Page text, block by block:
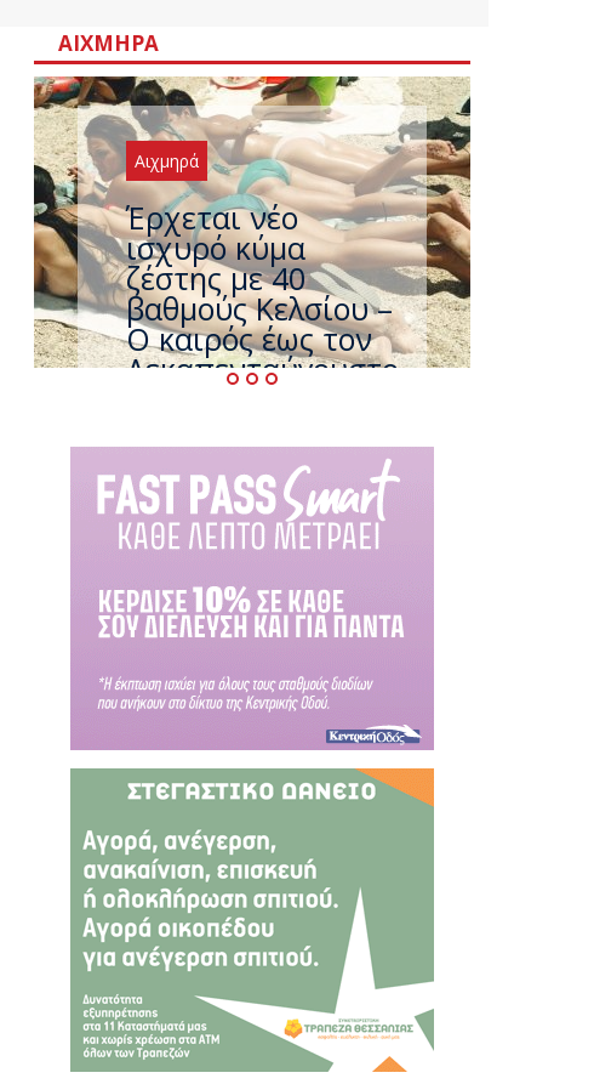
ΑΙΧΜΗΡΆ
Αιχμηρά
Έρχεται νέο
ισχυρό κύμα
ζέστης με 40
βαθμούς Κελσίου –
Ο καιρός έως τον
Δεκαπενταύγουστο